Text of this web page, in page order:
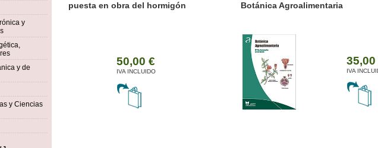
y
y de
y Ciencias
Botánica Agroalimentaria
Valencia a trazos: expresión